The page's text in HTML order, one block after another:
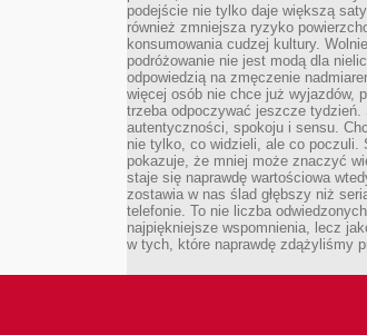
podejście nie tylko daje większą
również zmniejsza ryzyko
konsumowania cudzej kultury.
podróżowanie nie jest modą dla
odpowiedzią na zmęczenie
więcej osób nie chce już wyjazdów,
trzeba odpoczywać jeszcze tydzień.
autentyczności, spokoju i sensu.
nie tylko, co widzieli, ale co poczuli.
pokazuje, że mniej może znaczyć
staje się naprawdę wartościowa
zostawia w nas ślad głębszy niż
telefonie. To nie liczba
najpiękniejsze wspomnienia, lecz
w tych, które naprawdę zdążyliśmy